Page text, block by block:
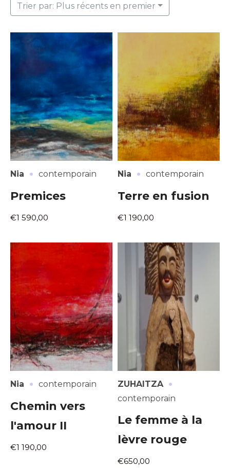
Trier par: Plus récents en premier
Nia · contemporain
Premices
€1 590,00
Nia · contemporain
Terre en fusion
€1 190,00
Nia · contemporain
Chemin vers
l'amour II
€1 190,00
ZUHAITZA ·
contemporain
Le femme à la
lèvre rouge
€650,00